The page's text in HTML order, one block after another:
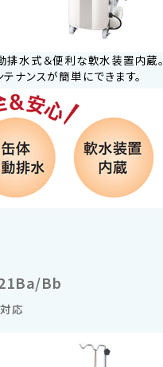
排水式＆便利な軟水装置内蔵。
ナンスが簡単にできます。
Bb
応